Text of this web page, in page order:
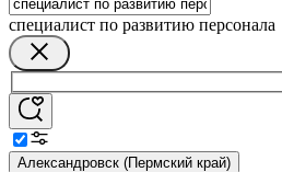
специалист по развитию персонала
Александровск (Пермский край)